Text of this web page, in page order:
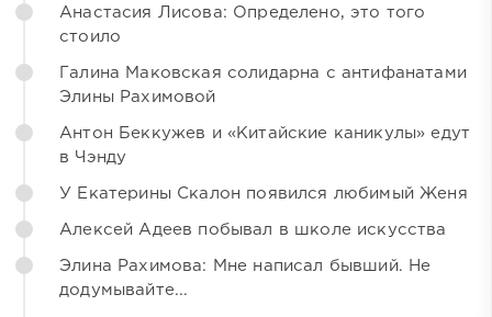
Анастасия Лисова: Определено, это того
стоило
Галина Маковская солидарна с антифанатами
Элины Рахимовой
Антон Беккужев и «Китайские каникулы» едут
в Чэнду
У Екатерины Скалон появился любимый Женя
Алексей Адеев побывал в школе искусства
Элина Рахимова: Мне написал бывший. Не
додумывайте...